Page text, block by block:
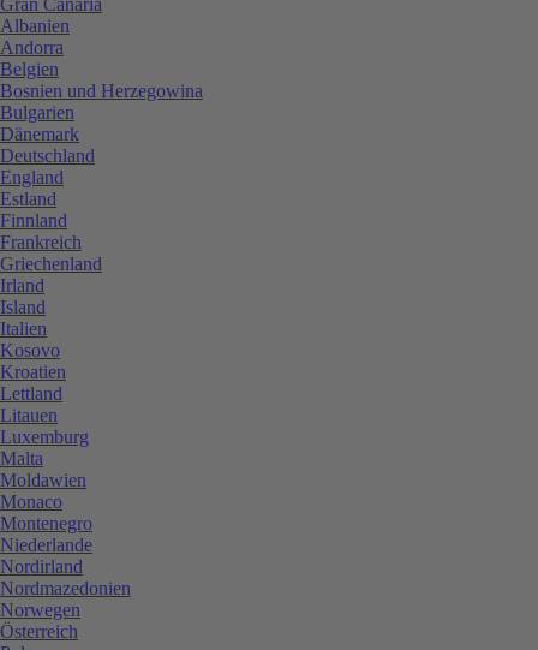
Albanien
Andorra
Belgien
Bosnien und Herzegowina
Bulgarien
Dänemark
Deutschland
England
Estland
Finnland
Frankreich
Griechenland
Irland
Island
Italien
Kosovo
Kroatien
Lettland
Litauen
Luxemburg
Malta
Moldawien
Monaco
Montenegro
Niederlande
Nordirland
Nordmazedonien
Norwegen
Österreich